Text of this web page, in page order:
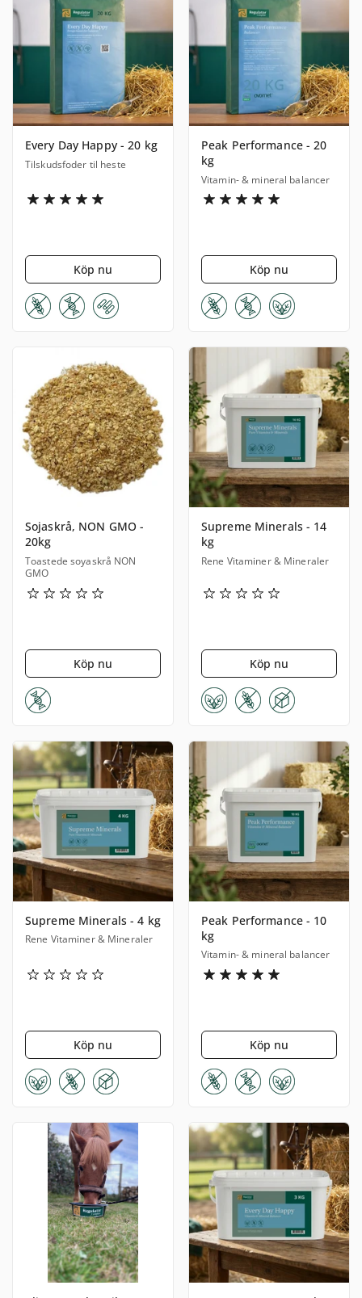
Every Day Happy - 20 kg
Tilskudsfoder til heste
Köp nu
Peak Performance - 20
kg
Vitamin- & mineral balancer
Köp nu
Sojaskrå, NON GMO -
20kg
Toastede soyaskrå NON
GMO
Köp nu
Supreme Minerals - 14
kg
Rene Vitaminer & Mineraler
Köp nu
Supreme Minerals - 4 kg
Rene Vitaminer & Mineraler
Köp nu
Peak Performance - 10
kg
Vitamin- & mineral balancer
Köp nu